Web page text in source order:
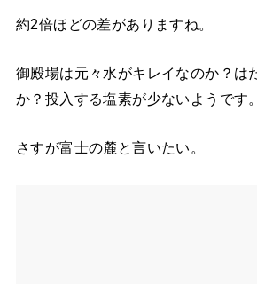
約2倍ほどの差がありますね。
御殿場は元々水がキレイなのか？は
か？投入する塩素が少ないようです。
さすが富士の麓と言いたい。